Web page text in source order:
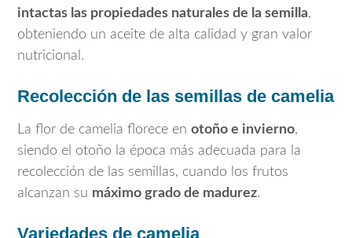
intactas las propiedades naturales de la semilla,
obteniendo un aceite de alta calidad y gran valor
nutricional.
Recolección de las semillas de camelia
La flor de camelia florece en otoño e invierno,
siendo el otoño la época más adecuada para la
recolección de las semillas, cuando los frutos
alcanzan su máximo grado de madurez.
Variedades de camelia